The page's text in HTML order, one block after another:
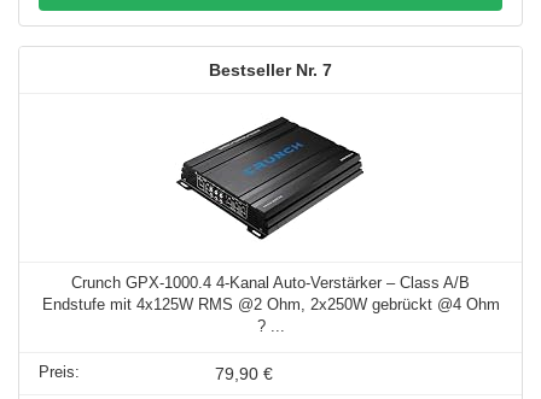
7
Crunch GPX-1000.4 4-Kanal Auto-Verstärker – Class A/B
Endstufe mit 4x125W RMS @2 Ohm, 2x250W gebrückt @4 Ohm
? ...
79,90 €